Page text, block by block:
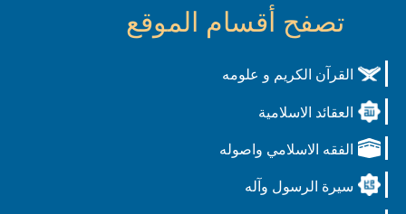
تصفح أقسام الموقع
القرآن الكريم و علومه
العقائد الاسلامية
الفقه الاسلامي واصوله
سيرة الرسول وآله